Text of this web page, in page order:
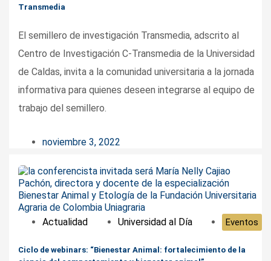
Transmedia
El semillero de investigación Transmedia, adscrito al
Centro de Investigación C-Transmedia de la Universidad
de Caldas, invita a la comunidad universitaria a la jornada
informativa para quienes deseen integrarse al equipo de
trabajo del semillero.
noviembre 3, 2022
Actualidad Universidad al Día Eventos
Ciclo de webinars: “Bienestar Animal: fortalecimiento de la